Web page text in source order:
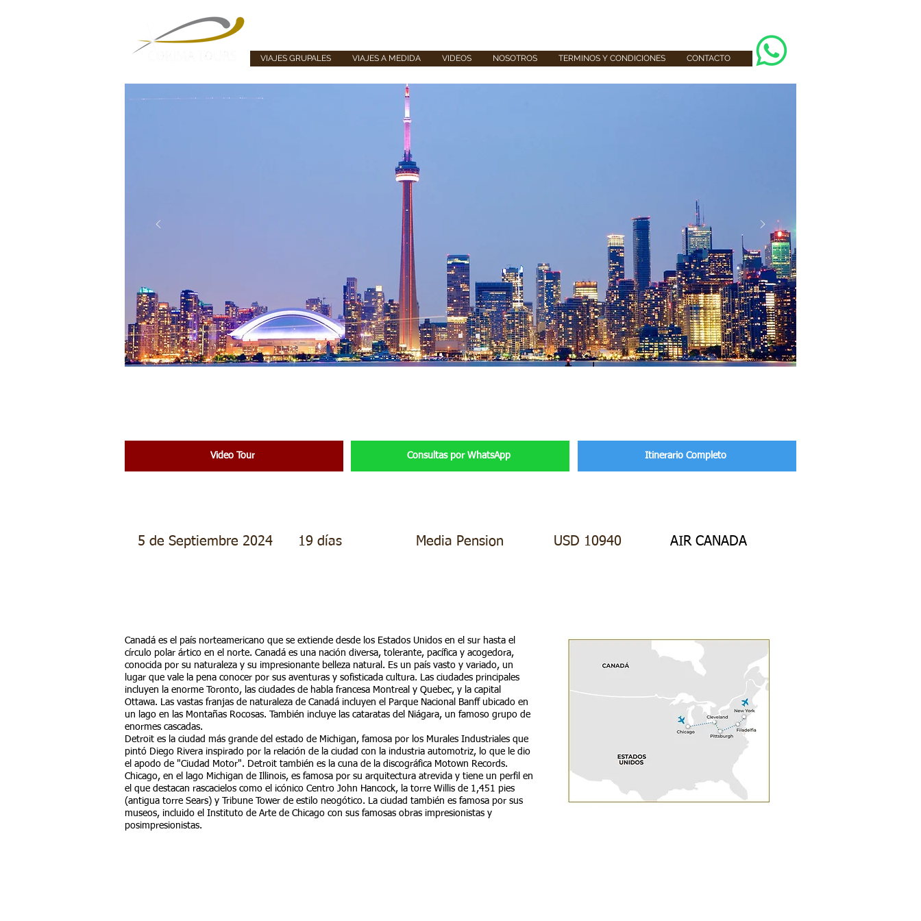
VIAJES GRUPALES VIAJES A MEDIDA VIDEOS NOSOTROS TERMINOS Y CONDICIONES CONTACTO
Video Tour Consultas por WhatsApp Itinerario Completo
5 de Septiembre 2024 19 días Media Pension USD 10940 AIR CANADA
Canadá es el país norteamericano que se extiende desde los Estados Unidos en el sur hasta el
círculo polar ártico en el norte. Canadá es una nación diversa, tolerante, pacífica y acogedora,
conocida por su naturaleza y su impresionante belleza natural. Es un país vasto y variado, un
lugar que vale la pena conocer por sus aventuras y sofisticada cultura. Las ciudades principales
incluyen la enorme Toronto, las ciudades de habla francesa Montreal y Quebec, y la capital
Ottawa. Las vastas franjas de naturaleza de Canadá incluyen el Parque Nacional Banff ubicado en
un lago en las Montañas Rocosas. También incluye las cataratas del Niágara, un famoso grupo de
enormes cascadas.
Detroit es la ciudad más grande del estado de Michigan, famosa por los Murales Industriales que
pintó Diego Rivera inspirado por la relación de la ciudad con la industria automotriz, lo que le dio
el apodo de "Ciudad Motor". Detroit también es la cuna de la discográfica Motown Records.
Chicago, en el lago Michigan de Illinois, es famosa por su arquitectura atrevida y tiene un perfil en
el que destacan rascacielos como el icónico Centro John Hancock, la torre Willis de 1,451 pies
(antigua torre Sears) y Tribune Tower de estilo neogótico. La ciudad también es famosa por sus
museos, incluido el Instituto de Arte de Chicago con sus famosas obras impresionistas y
posimpresionistas.